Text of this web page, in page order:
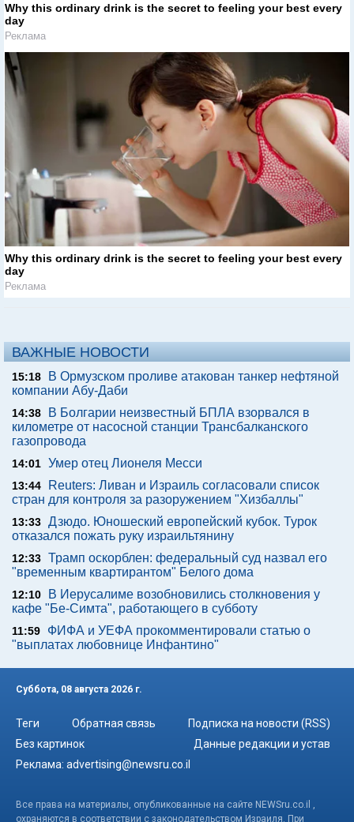
Why this ordinary drink is the secret to feeling your best every
day
Реклама
Why this ordinary drink is the secret to feeling your best every
day
Реклама
ВАЖНЫЕ НОВОСТИ
15:18
В Ормузском проливе атакован танкер нефтяной
компании Абу-Даби
14:38
В Болгарии неизвестный БПЛА взорвался в
километре от насосной станции Трансбалканского
газопровода
14:01 Умер отец Лионеля Месси
13:44
Reuters: Ливан и Израиль согласовали список
стран для контроля за разоружением "Хизбаллы"
13:33 Дзюдо. Юношеский европейский кубок. Турок
отказался пожать руку израильтянину
12:33 Трамп оскорблен: федеральный суд назвал его
"временным квартирантом" Белого дома
12:10
В Иерусалиме возобновились столкновения у
кафе "Бе-Симта", работающего в субботу
11:59
ФИФА и УЕФА прокомментировали статью о
"выплатах любовнице Инфантино"
Суббота, 08 августа 2026 г.
Теги Обратная связь
Подписка на новости (RSS)
Без картинок
Данные редакции и устав
Реклама: advertising@newsru.co.il
Все права на материалы, опубликованные на сайте NEWSru.co.il ,
охраняются в соответствии с законодательством Израиля. При